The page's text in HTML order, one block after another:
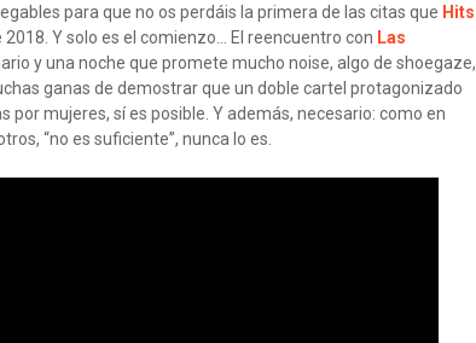
para que no os perdáis la primera de las citas que Hits
2018. Y solo es el comienzo… El reencuentro con Las
y una noche que promete mucho noise, algo de shoegaze,
ganas de demostrar que un doble cartel protagonizado
mujeres, sí es posible. Y además, necesario: como en
“no es suficiente”, nunca lo es.